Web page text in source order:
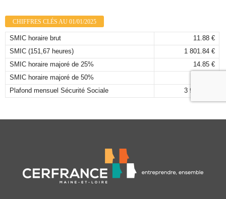
CHIFFRES CLÉS AU 01/01/2025
SMIC horaire brut
11.88 €
SMIC (151,67 heures)
1 801.84 €
SMIC horaire majoré de 25%
14.85 €
SMIC horaire majoré de 50%
Plafond mensuel Sécurité Sociale
3 925,00 €